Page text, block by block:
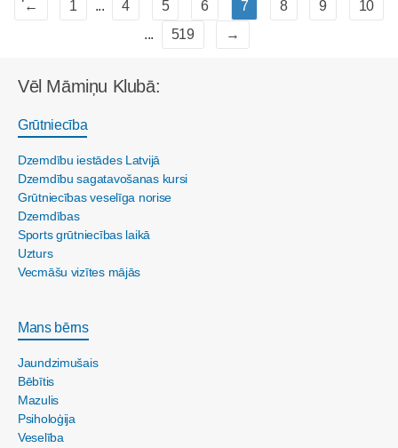
← 1 ... 4 5 6 7 8 9
10
...
519 →
Vēl Māmiņu Klubā:
Grūtniecība
Dzemdību iestādes Latvijā
Dzemdību sagatavošanas kursi
Grūtniecības veselīga norise
Dzemdības
Sports grūtniecības laikā
Uzturs
Vecmāšu vizītes mājās
Mans bērns
Jaundzimušais
Bēbītis
Mazulis
Psiholoģija
Veselība